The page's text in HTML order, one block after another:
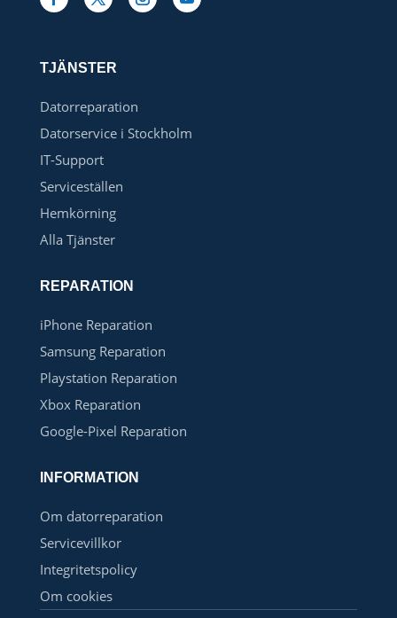
TJÄNSTER
Datorreparation
Datorservice i Stockholm
IT-Support
Serviceställen
Hemkörning
Alla Tjänster
REPARATION
iPhone Reparation
Samsung Reparation
Playstation Reparation
Xbox Reparation
Google-Pixel Reparation
INFORMATION
Om datorreparation
Servicevillkor
Integritetspolicy
Om cookies